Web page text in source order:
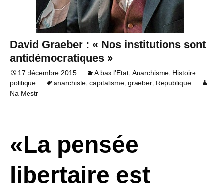
David Graeber : « Nos institutions sont
antidémocratiques »
17 décembre 2015 A bas l'Etat, Anarchisme, Histoire
politique
anarchiste, capitalisme, graeber, République
Na Mestr
«La pensée
libertaire est